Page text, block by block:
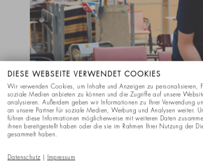
DIESE WEBSEITE VERWENDET COOKIES
Wir verwenden Cookies, um Inhalte und Anzeigen zu personalisieren,
soziale Medien anbieten zu können und die Zugriffe auf unsere
analysieren. Außerdem geben wir Informationen zu Ihrer Verwendung
an unsere Partner für soziale Medien, Werbung und Analysen weiter.
führen diese Informationen möglicherweise mit weiteren Daten
ihnen bereitgestellt haben oder die sie im Rahmen Ihrer Nutzung der
gesammelt haben.
Datenschutz Impressum